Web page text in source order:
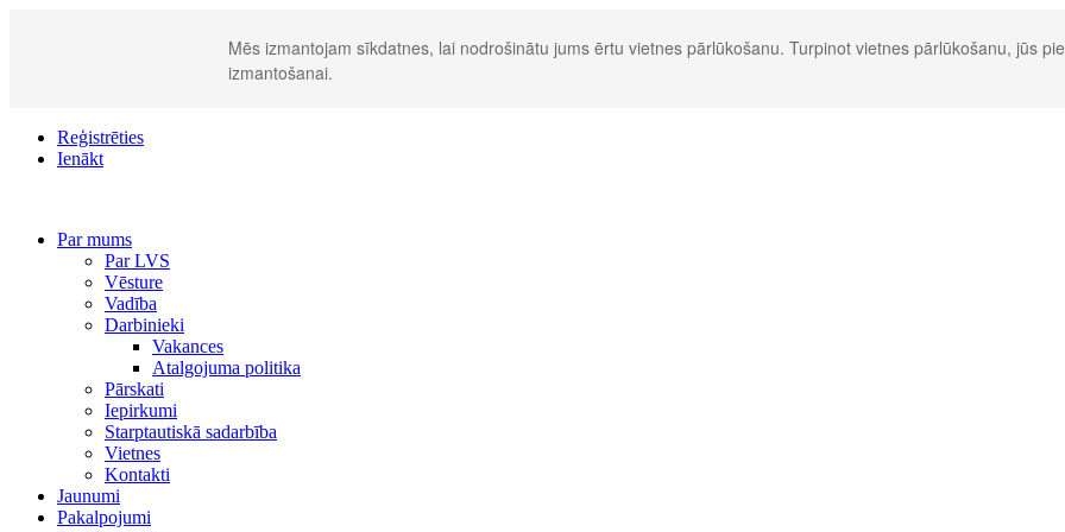
Mēs izmantojam sīkdatnes, lai nodrošinātu jums ērtu vietnes pārlūkošanu. Turpinot vietnes pārlūkošanu, jūs
izmantošanai.
Reģistrēties
Ienākt
Par mums
Par LVS
Vēsture
Vadība
Darbinieki
Vakances
Atalgojuma politika
Pārskati
Iepirkumi
Starptautiskā sadarbība
Vietnes
Kontakti
Jaunumi
Pakalpojumi